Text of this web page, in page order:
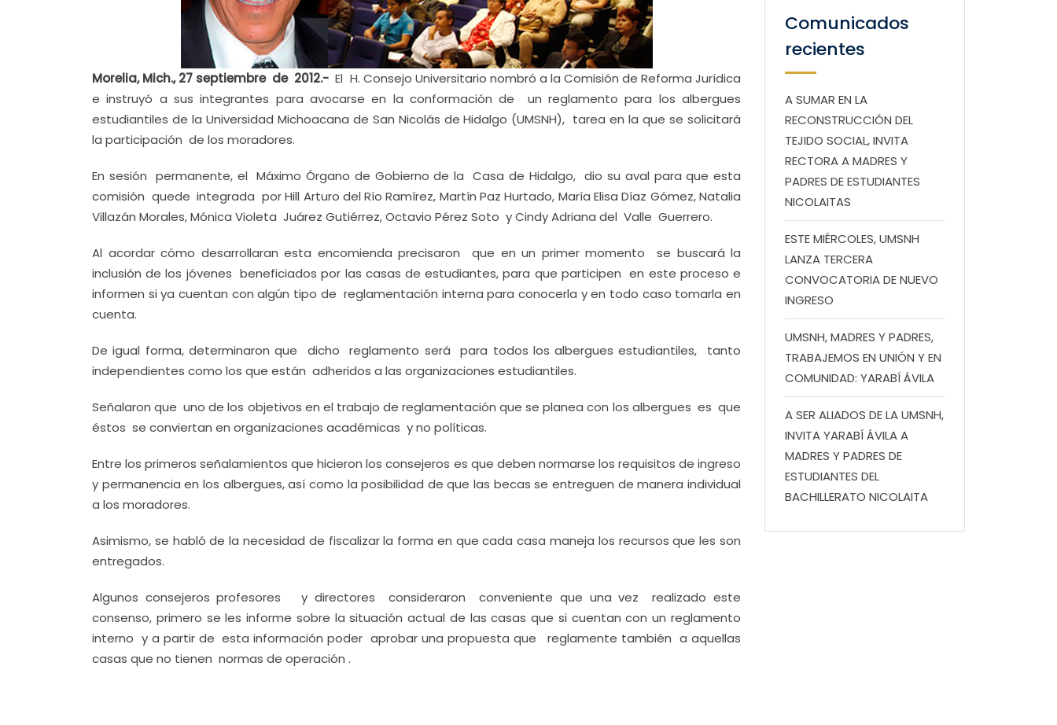
Morelia, Mich., 27 septiembre de 2012.-El H. Consejo Universitario nombró a la Comisión de Reforma Jurídica
e instruyó a sus integrantes para avocarse en la conformación de un reglamento para los albergues
estudiantiles de la Universidad Michoacana de San Nicolás de Hidalgo (UMSNH), tarea en la que se solicitará
la participación de los moradores.
En sesión permanente, el Máximo Órgano de Gobierno de la Casa de Hidalgo, dio su aval para que esta
comisión quede integrada por Hill Arturo del Río Ramírez, Martín Paz Hurtado, María Elisa Díaz Gómez, Natalia
Villazán Morales, Mónica Violeta Juárez Gutiérrez, Octavio Pérez Soto y Cindy Adriana del Valle Guerrero.
Al acordar cómo desarrollaran esta encomienda precisaron que en un primer momento se buscará la
inclusión de los jóvenes beneficiados por las casas de estudiantes, para que participen en este proceso e
informen si ya cuentan con algún tipo de reglamentación interna para conocerla y en todo caso tomarla en
cuenta.
De igual forma, determinaron que dicho reglamento será para todos los albergues estudiantiles, tanto
independientes como los que están adheridos a las organizaciones estudiantiles.
Señalaron que uno de los objetivos en el trabajo de reglamentación que se planea con los albergues es que
éstos se conviertan en organizaciones académicas y no políticas.
Entre los primeros señalamientos que hicieron los consejeros es que deben normarse los requisitos de ingreso
y permanencia en los albergues, así como la posibilidad de que las becas se entreguen de manera individual
a los moradores.
Asimismo, se habló de la necesidad de fiscalizar la forma en que cada casa maneja los recursos que les son
entregados.
Algunos consejeros profesores y directores consideraron conveniente que una vez realizado este
consenso, primero se les informe sobre la situación actual de las casas que si cuentan con un reglamento
interno y a partir de esta información poder aprobar una propuesta que reglamente también a aquellas
casas que no tienen normas de operación .
Comunicados
recientes
A SUMAR EN LA
RECONSTRUCCIÓN DEL
TEJIDO SOCIAL, INVITA
RECTORA A MADRES Y
PADRES DE ESTUDIANTES
NICOLAITAS
ESTE MIÉRCOLES, UMSNH
LANZA TERCERA
CONVOCATORIA DE NUEVO
INGRESO
UMSNH, MADRES Y PADRES,
TRABAJEMOS EN UNIÓN Y EN
COMUNIDAD: YARABÍ ÁVILA
A SER ALIADOS DE LA UMSNH,
INVITA YARABÍ ÁVILA A
MADRES Y PADRES DE
ESTUDIANTES DEL
BACHILLERATO NICOLAITA